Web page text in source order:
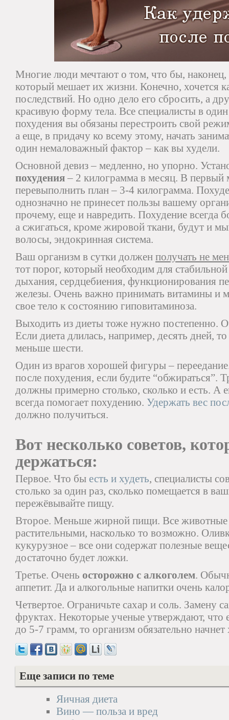
Многие люди мечтают о том, что бы, наконец,
который мешает их жизни. Конечно, хочется
последствий. Но одно дело его сбросить, а
красивую форму тела. Все специалисты в
похудения вы обязаны перестроить свой
а еще, в придачу ко всему этому, начать
один немаловажный фактор – как вы худели.
Основной девиз – медленно, но упорно.
похудения – 2 килограмма в месяц. В
перевыполнить план – 3-4 килограмма.
однозначно не принесет пользы вашему
прочему, еще и навредить. Похудение всегда
а сжигаться, кроме жировой ткани, будут и
волосы, эндокринная система.
Ваш организм в сутки должен получать не
тот порог, который необходим для
дыхания, сердцебиения, функционирования
железы. Очень важно принимать витамины и
свое тело к состоянию гиповитаминоза.
Выходить из диеты тоже нужно постепенно.
Если диета длилась, например, десять дней,
меньше шести.
Один из врагов хорошей фигуры –
после похудения, если будите “обжираться”.
должны примерно столько, сколько и есть. А
всегда помогает похудению. Удержать вес
должно получиться.
Вот несколько советов,
держаться:
Первое. Что бы есть и худеть, специалисты
столько за один раз, сколько помещается в
пережёвывайте пищу.
Второе. Меньше жирной пищи. Все
растительными, насколько то возможно.
кукурузное – все они содержат полезные
достаточно будет ложки.
Третье. Очень осторожно с алкоголем.
аппетит. Да и алкогольные напитки очень
Четвертое. Ограничьте сахар и соль. Замену
фруктах. Некоторые ученые утверждают, что
до 5-7 грамм, то организм обязательно начнет
Еще записи по теме
Яичная диета
Вино — польза и вред